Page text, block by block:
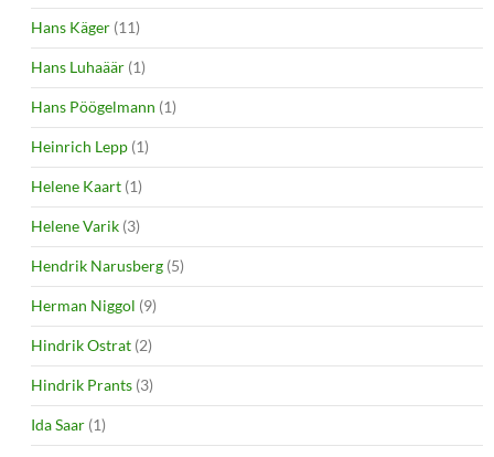
Hans Käger (11)
Hans Luhaäär (1)
Hans Pöögelmann (1)
Heinrich Lepp (1)
Helene Kaart (1)
Helene Varik (3)
Hendrik Narusberg (5)
Herman Niggol (9)
Hindrik Ostrat (2)
Hindrik Prants (3)
Ida Saar (1)